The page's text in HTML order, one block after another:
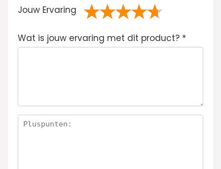
Jouw Ervaring
va
n
n
de 5
sterren
sterren
sterren
sterren
Wat is jouw ervaring met dit product? *